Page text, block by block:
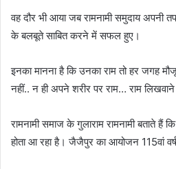
वह दौर भी आया जब रामनामी समुदाय अपनी
के बलबूते साबित करने में सफल हुए।
इनका मानना है कि उनका राम तो हर जगह
नहीं.. न ही अपने शरीर पर राम… राम
रामनामी समाज के गुलाराम रामनामी बताते
होता आ रहा है। जैजैपुर का आयोजन 115वां